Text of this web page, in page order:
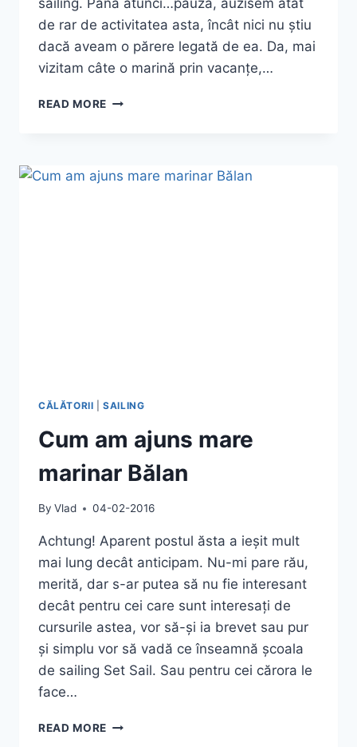
sailing. Până atunci…pauză, auzisem atât
de rar de activitatea asta, încât nici nu știu
dacă aveam o părere legată de ea. Da, mai
vizitam câte o marină prin vacanțe,…
READ MORE CE
SAILING
CĂLĂTORII |SAILING
Cum am ajuns mare
marinar Bălan
By Vlad 04-02-2016
Achtung! Aparent postul ăsta a ieșit mult
mai lung decât anticipam. Nu-mi pare rău,
merită, dar s-ar putea să nu fie interesant
decât pentru cei care sunt interesați de
cursurile astea, vor să-și ia brevet sau pur
și simplu vor să vadă ce înseamnă școala
de sailing Set Sail. Sau pentru cei cărora le
face…
READ MORE CUM